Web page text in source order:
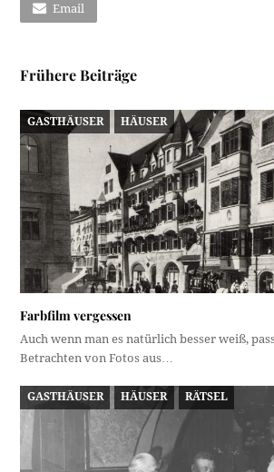
Email
Frühere Beiträge
GASTHÄUSER HÄUSER
Farbfilm vergessen
Auch wenn man es natürlich besser weiß,
Betrachten von Fotos aus…
GASTHÄUSER HÄUSER RÄTSEL